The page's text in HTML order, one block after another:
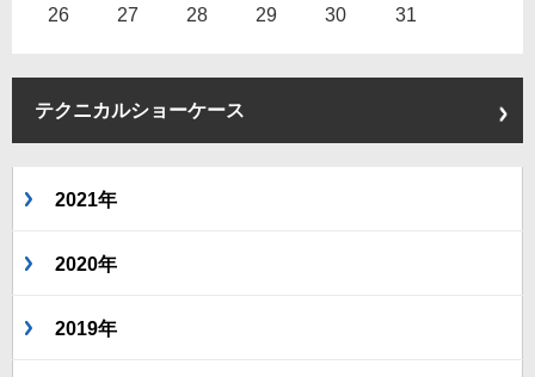
26 27 28 29 30 31
テクニカルショーケース
2021年
2020年
2019年